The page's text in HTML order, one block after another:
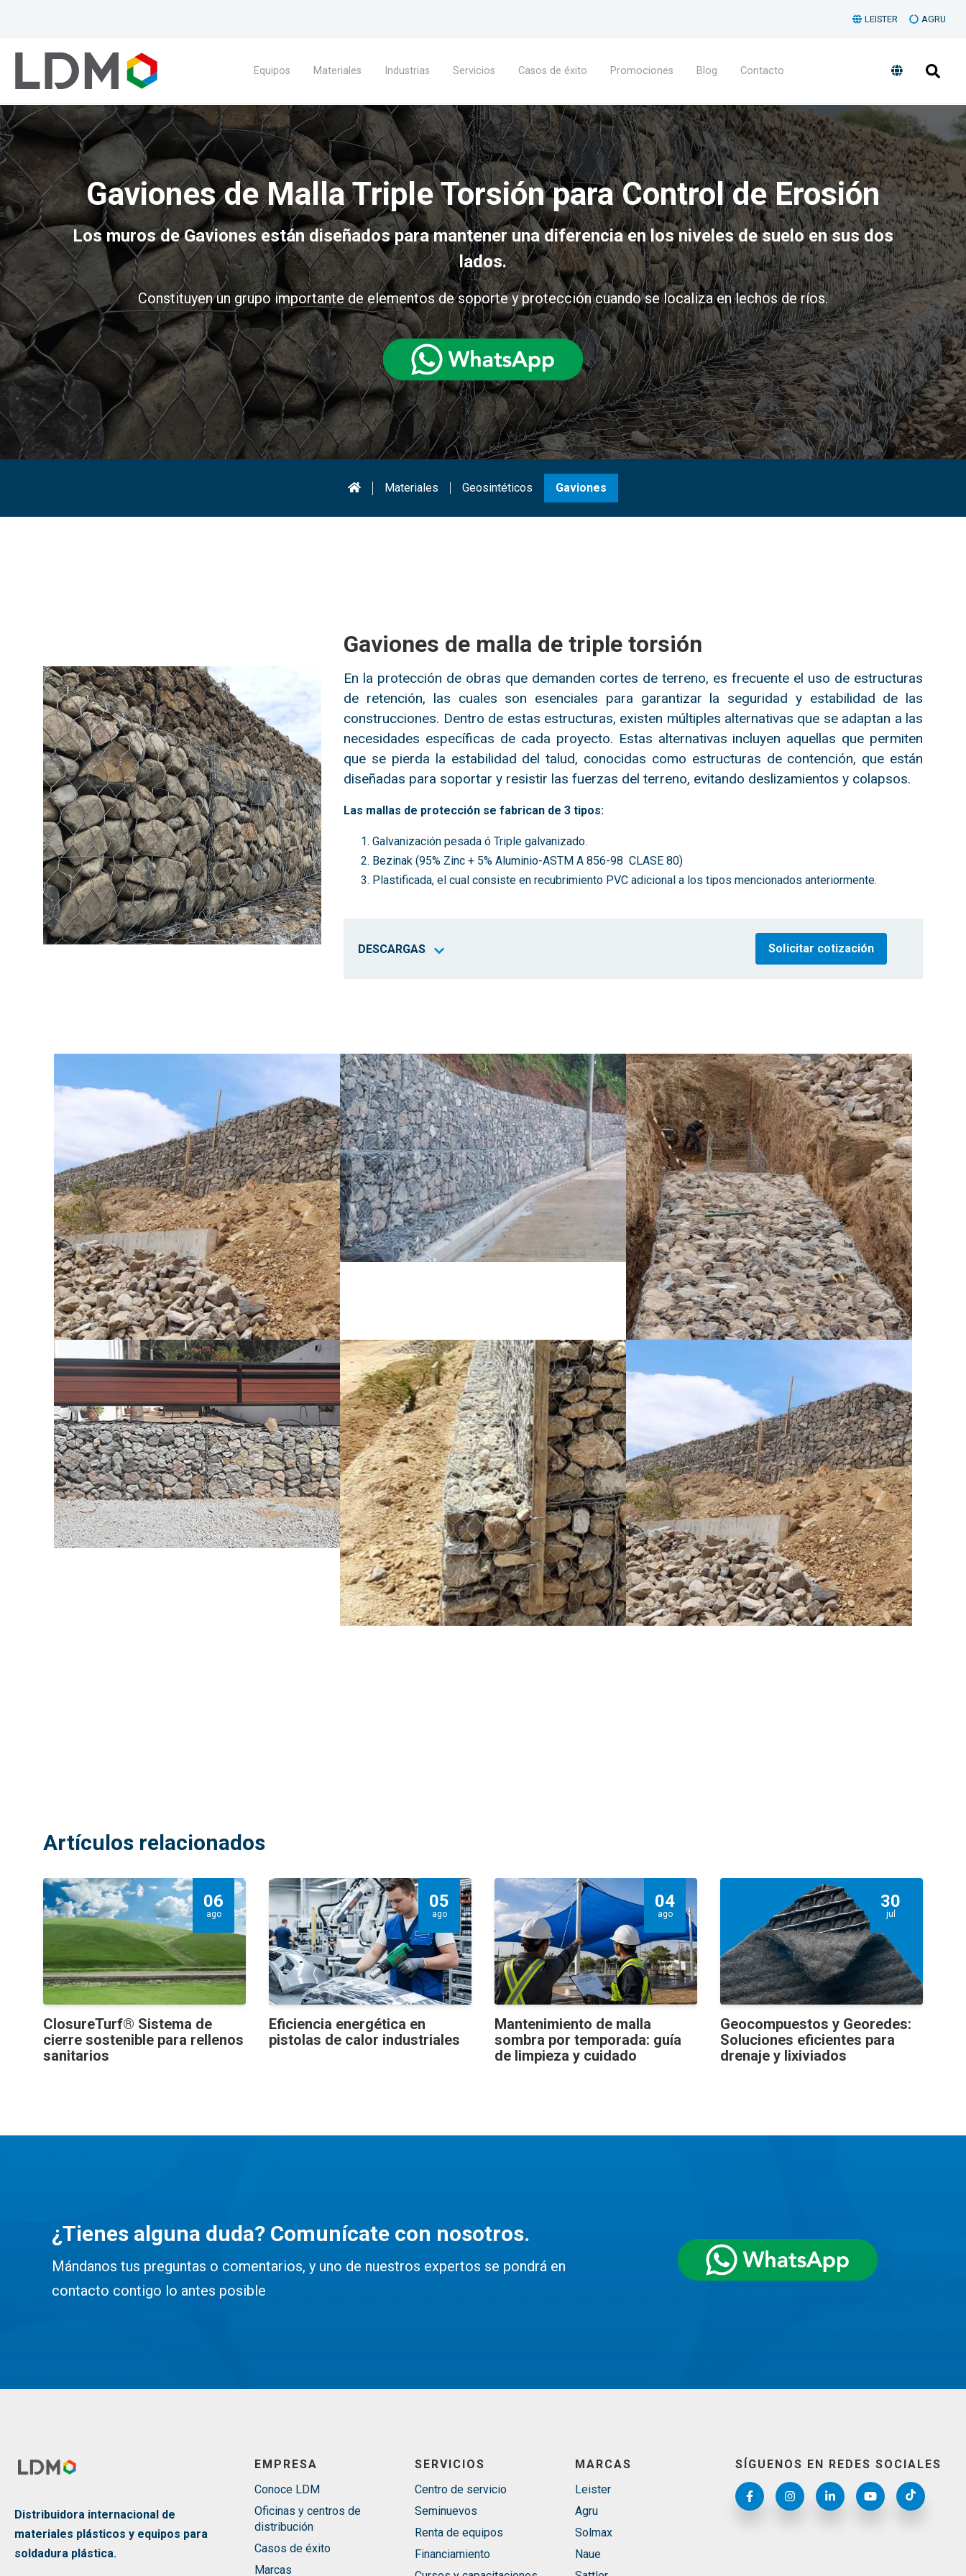
LEISTER AGRU
Equipos Materiales Industrias Servicios Casos de éxito Promociones Blog Contacto
Gaviones de Malla Triple Torsión para Control de Erosión
Los muros de Gaviones están diseñados para mantener una diferencia en los niveles de suelo en sus dos
lados.
Constituyen un grupo importante de elementos de soporte y protección cuando se localiza en lechos de ríos.
Materiales Geosintéticos Gaviones
Gaviones de malla de triple torsión
En la protección de obras que demanden cortes de terreno, es frecuente el uso de estructuras
de retención, las cuales son esenciales para garantizar la seguridad y estabilidad de las
construcciones. Dentro de estas estructuras, existen múltiples alternativas que se adaptan a las
necesidades específicas de cada proyecto. Estas alternativas incluyen aquellas que permiten
que se pierda la estabilidad del talud, conocidas como estructuras de contención, que están
diseñadas para soportar y resistir las fuerzas del terreno, evitando deslizamientos y colapsos.
Las mallas de protección se fabrican de 3 tipos:
Galvanización pesada ó Triple galvanizado.
Bezinak (95% Zinc + 5% Aluminio-ASTM A 856-98 CLASE 80)
Plastificada, el cual consiste en recubrimiento PVC adicional a los tipos mencionados anteriormente.
DESCARGAS Solicitar cotización
Artículos relacionados
06
ago
ClosureTurf® Sistema de
cierre sostenible para rellenos
sanitarios
05
ago
Eficiencia energética en
pistolas de calor industriales
04
ago
Mantenimiento de malla
sombra por temporada: guía
de limpieza y cuidado
30
jul
Geocompuestos y Georedes:
Soluciones eficientes para
drenaje y lixiviados
¿Tienes alguna duda? Comunícate con nosotros.
Mándanos tus preguntas o comentarios, y uno de nuestros expertos se pondrá en
contacto contigo lo antes posible
Distribuidora internacional de
materiales plásticos y equipos para
soldadura plástica.
EMPRESA
Conoce LDM
Oficinas y centros de
distribución
Casos de éxito
Marcas
SERVICIOS
Centro de servicio
Seminuevos
Renta de equipos
Financiamiento
MARCAS
Leister
Agru
Solmax
Naue
SÍGUENOS EN REDES SOCIALES